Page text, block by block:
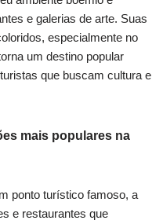
e galerias de arte. Suas
especialmente no
um destino popular
que buscam cultura e
mais populares na
ponto turístico famoso, a
e restaurantes que